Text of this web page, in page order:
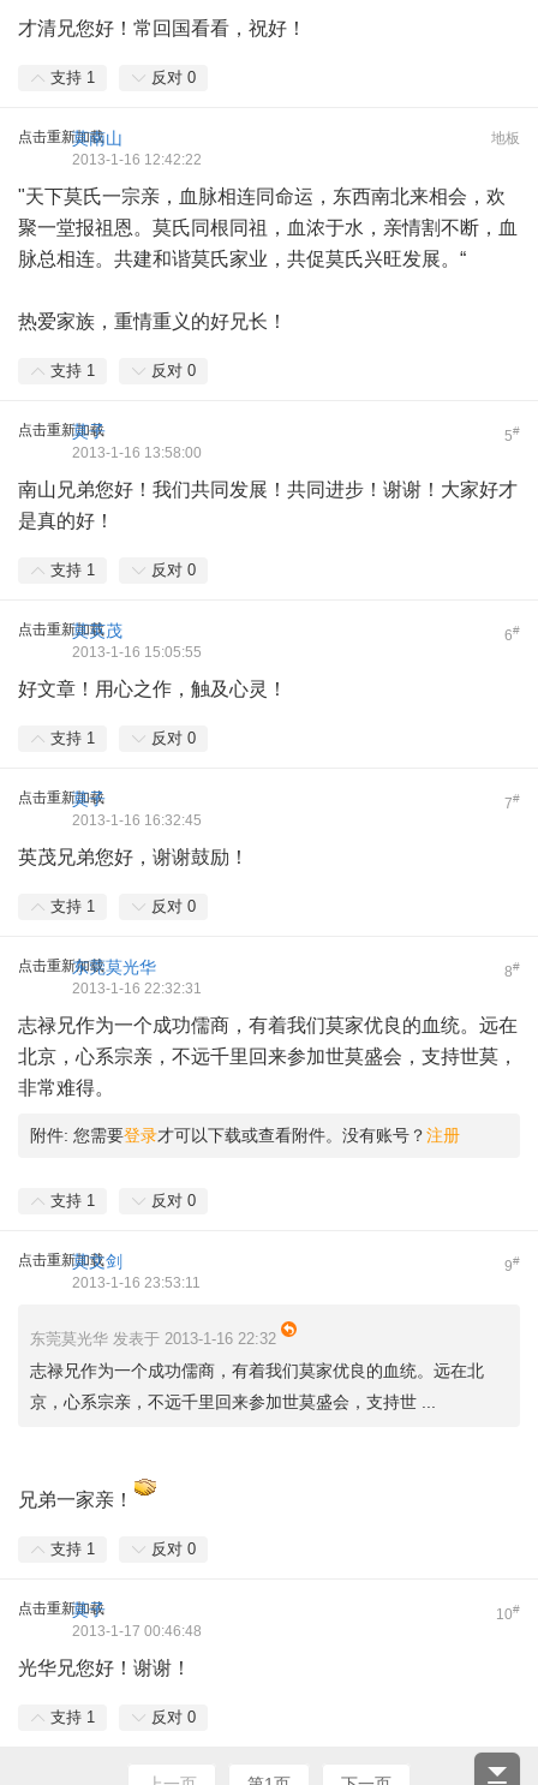
才清兄您好！常回国看看，祝好！
支持 1 反对 0
点击重新加载 地板
莫南山
2013-1-16 12:42:22
"天下莫氏一宗亲，血脉相连同命运，东西南北来相会，欢
聚一堂报祖恩。莫氏同根同祖，血浓于水，亲情割不断，血
脉总相连。共建和谐莫氏家业，共促莫氏兴旺发展。“
热爱家族，重情重义的好兄长！
支持 1 反对 0
点击重新加载 5#
莫子
2013-1-16 13:58:00
南山兄弟您好！我们共同发展！共同进步！谢谢！大家好才
是真的好！
支持 1 反对 0
点击重新加载 6#
莫英茂
2013-1-16 15:05:55
好文章！用心之作，触及心灵！
支持 1 反对 0
点击重新加载 7#
莫子
2013-1-16 16:32:45
英茂兄弟您好，谢谢鼓励！
支持 1 反对 0
点击重新加载 8#
东莞莫光华
2013-1-16 22:32:31
志禄兄作为一个成功儒商，有着我们莫家优良的血统。远在
北京，心系宗亲，不远千里回来参加世莫盛会，支持世莫，
非常难得。
附件: 您需要登录才可以下载或查看附件。没有账号？注册
支持 1 反对 0
点击重新加载 9#
莫文剑
2013-1-16 23:53:11
东莞莫光华 发表于 2013-1-16 22:32
志禄兄作为一个成功儒商，有着我们莫家优良的血统。远在北
京，心系宗亲，不远千里回来参加世莫盛会，支持世 ...
兄弟一家亲！
支持 1 反对 0
点击重新加载 10#
莫子
2013-1-17 00:46:48
光华兄您好！谢谢！
支持 1 反对 0